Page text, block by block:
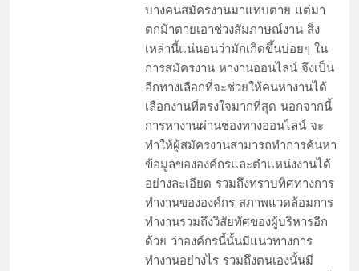
เทคนิคการเขียนใบงานที่น่าจะเป็นประโยชน์มาก
บางคนสมัครงานมาแทบตาย แต่มา
ตกม้าตายเอาช่วงสัมภาษณ์งาน สิ่ง
เหล่านี้แน่นอนว่ามักเกิดขึ้นบ่อยๆ ใน
การสมัครงาน หางานออนไลน์ จึงเป็น
อีกทางเลือกที่จะช่วยให้คนหางานได้
เลือกงานที่ตรงใจมากที่สุด นอกจากนี้
การหางานผ่านช่องทางออนไลน์ จะ
ทำให้ผู้สมัครงานสามารถทำการค้นหา
ข้อมูลขององค์กรและตำแหน่งงานได้
อย่างละเอียด รวมถึงทราบทิศทางการ
ทำงานขององค์กร สภาพแวดล้อมการ
ทำงานรวมถึงวิสัยทัศของผู้บริหารอีก
ด้วย ว่าองค์กรนี้นั้นมีแนวทางการ
ทำงานอย่างไร รวมถึงตนเองนั้นมี